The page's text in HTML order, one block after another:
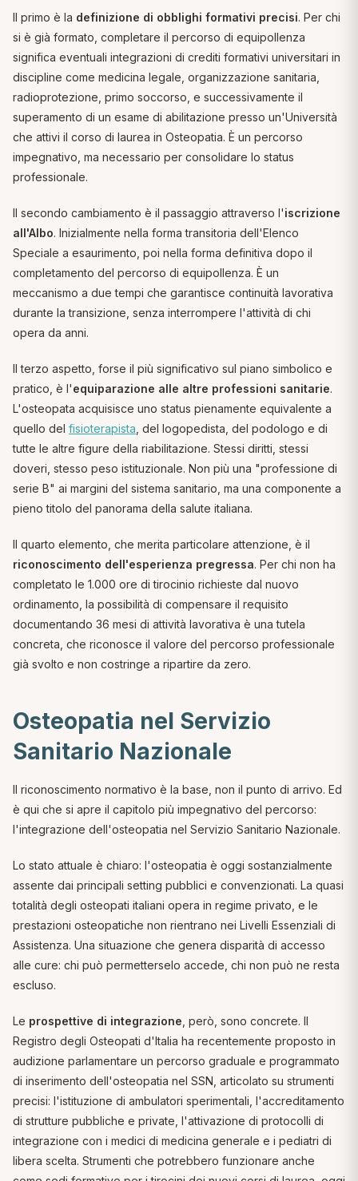
Il primo è la definizione di obblighi formativi precisi. Per chi
si è già formato, completare il percorso di equipollenza
significa eventuali integrazioni di crediti formativi universitari in
discipline come medicina legale, organizzazione sanitaria,
radioprotezione, primo soccorso, e successivamente il
superamento di un esame di abilitazione presso un'Università
che attivi il corso di laurea in Osteopatia. È un percorso
impegnativo, ma necessario per consolidare lo status
professionale.
Il secondo cambiamento è il passaggio attraverso l'iscrizione
all'Albo. Inizialmente nella forma transitoria dell'Elenco
Speciale a esaurimento, poi nella forma definitiva dopo il
completamento del percorso di equipollenza. È un
meccanismo a due tempi che garantisce continuità lavorativa
durante la transizione, senza interrompere l'attività di chi
opera da anni.
Il terzo aspetto, forse il più significativo sul piano simbolico e
pratico, è l'equiparazione alle altre professioni sanitarie.
L'osteopata acquisisce uno status pienamente equivalente a
quello del fisioterapista , del logopedista, del podologo e di
tutte le altre figure della riabilitazione. Stessi diritti, stessi
doveri, stesso peso istituzionale. Non più una "professione di
serie B" ai margini del sistema sanitario, ma una componente a
pieno titolo del panorama della salute italiana.
Il quarto elemento, che merita particolare attenzione, è il
riconoscimento dell'esperienza pregressa. Per chi non ha
completato le 1.000 ore di tirocinio richieste dal nuovo
ordinamento, la possibilità di compensare il requisito
documentando 36 mesi di attività lavorativa è una tutela
concreta, che riconosce il valore del percorso professionale
già svolto e non costringe a ripartire da zero.
Osteopatia nel Servizio
Sanitario Nazionale
Il riconoscimento normativo è la base, non il punto di arrivo. Ed
è qui che si apre il capitolo più impegnativo del percorso:
l'integrazione dell'osteopatia nel Servizio Sanitario Nazionale.
Lo stato attuale è chiaro: l'osteopatia è oggi sostanzialmente
assente dai principali setting pubblici e convenzionati. La quasi
totalità degli osteopati italiani opera in regime privato, e le
prestazioni osteopatiche non rientrano nei Livelli Essenziali di
Assistenza. Una situazione che genera disparità di accesso
alle cure: chi può permetterselo accede, chi non può ne resta
escluso.
Le prospettive di integrazione , però, sono concrete. Il
Registro degli Osteopati d'Italia ha recentemente proposto in
audizione parlamentare un percorso graduale e programmato
di inserimento dell'osteopatia nel SSN, articolato su strumenti
precisi: l'istituzione di ambulatori sperimentali, l'accreditamento
di strutture pubbliche e private, l'attivazione di protocolli di
integrazione con i medici di medicina generale e i pediatri di
libera scelta. Strumenti che potrebbero funzionare anche